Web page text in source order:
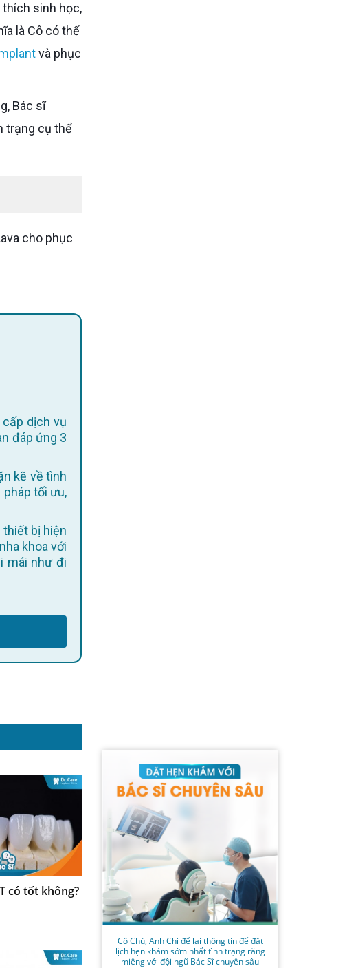
là Cô có thể
và phục
trạng cụ thể
dịch vụ
đáp ứng 3
kẽ về tình
tối ưu,
khoa với
mái như đi
có tốt không?
Cô Chú, Anh Chị để lại thông tin để đặt
lịch hẹn khám sớm nhất tình trạng răng
miệng với đội ngũ Bác Sĩ chuyên sâu